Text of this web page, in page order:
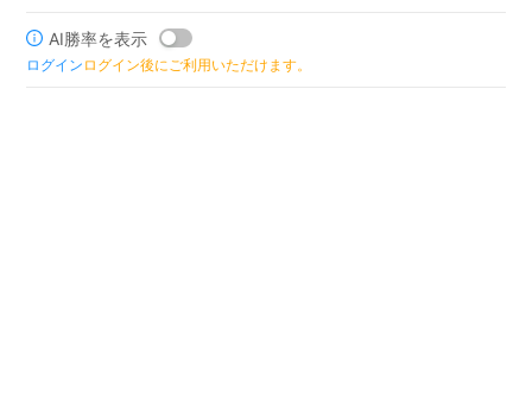
AI勝率を表示
ログイン ログイン後にご利用いただけます。